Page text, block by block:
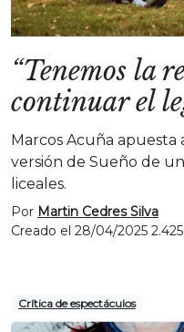
“Tenemos la
continuar el
Marcos Acuña
versión de Sueño de
liceales.
Por Martin Cedres Silva
Creado el 28/04/2025 2.425
Crítica de espectáculos